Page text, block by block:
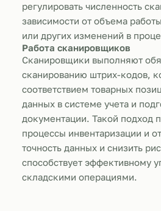
регулировать численность
зависимости от объема
или других изменений в
Работа сканировщиков
Сканировщики выполняют
сканированию штрих-кодов,
соответствием товарных
данных в системе учета и
документации. Такой подход
процессы инвентаризации и
точность данных и снизить
способствует эффективному
складскими операциями.